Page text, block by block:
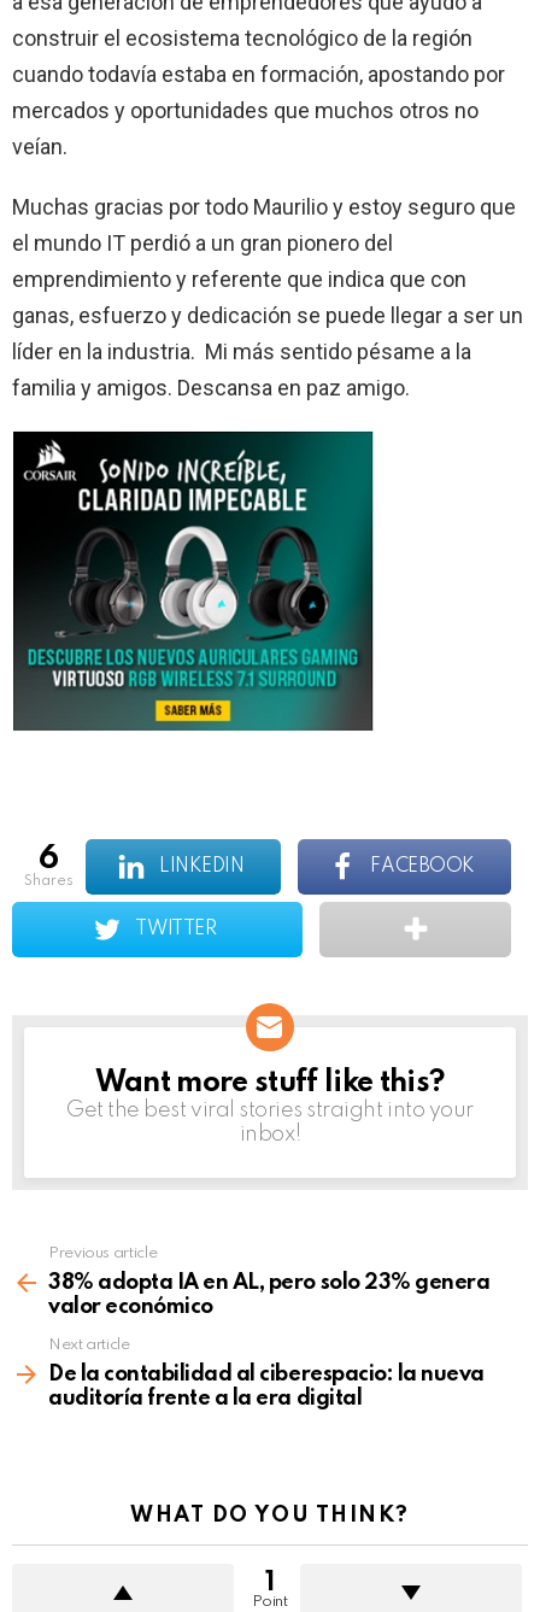
construir el ecosistema tecnológico de la región
cuando todavía estaba en formación, apostando por
mercados y oportunidades que muchos otros no
veían.
Muchas gracias por todo Maurilio y estoy seguro que
el mundo IT perdió a un gran pionero del
emprendimiento y referente que indica que con
ganas, esfuerzo y dedicación se puede llegar a ser un
líder en la industria. Mi más sentido pésame a la
familia y amigos. Descansa en paz amigo.
6
shares
LINKEDIN FACEBOOK
TWITTER
NEWSLETTER
Want more stuff like this?
Get the best viral stories straight into your
inbox!
more
Previous article
38% adopta IA en AL, pero solo 23% genera
valor económico
Next article
De la contabilidad al ciberespacio: la nueva
auditoría frente a la era digital
WHAT DO YOU THINK?
Point